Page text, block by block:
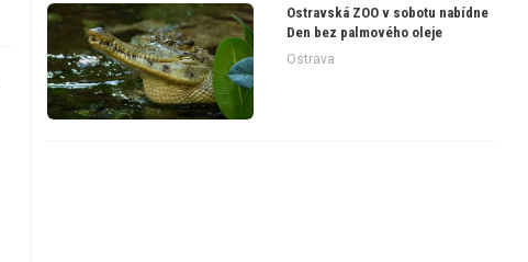
Ostravská ZOO v sobotu nabídne
Den bez palmového oleje
Ostrava